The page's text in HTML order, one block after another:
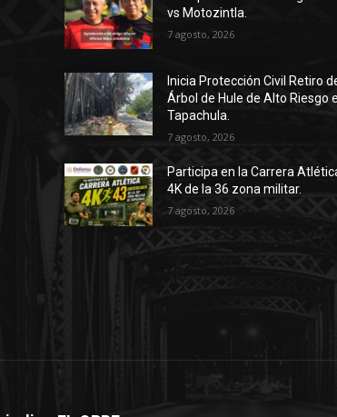
vs Motozintla.
7 agosto, 2026
Inicia Protección Civil Retiro
Árbol de Hule de Alto Riesgo
Tapachula.
7 agosto, 2026
Participa en la Carrera
4K de la 36 zona militar.
7 agosto, 2026